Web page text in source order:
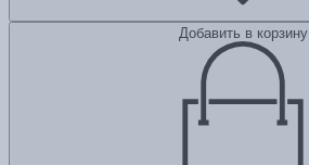
Добавить в корзину